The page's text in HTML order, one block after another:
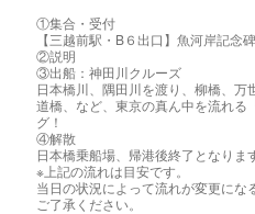
①集合・受付
【三越前駅・B６出口】魚河岸記念
②説明
③出船：神田川クルーズ
日本橋川、隅田川を渡り、柳橋、
道橋、など、東京の真ん中を流れる
グ！
④解散
日本橋乗船場、帰港後終了となります
※上記の流れは目安です。
当日の状況によって流れが変更に
ご了承ください。